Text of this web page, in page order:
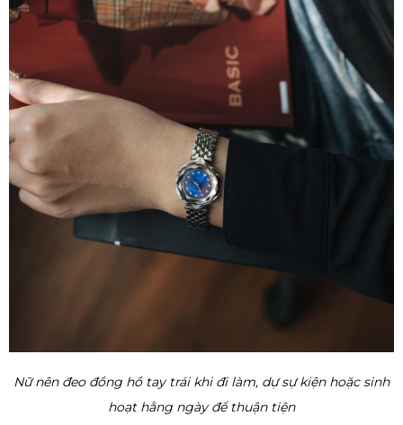
Nữ nên đeo đồng hồ tay trái khi đi làm, dự sự kiện hoặc sinh
hoạt hằng ngày để thuận tiện